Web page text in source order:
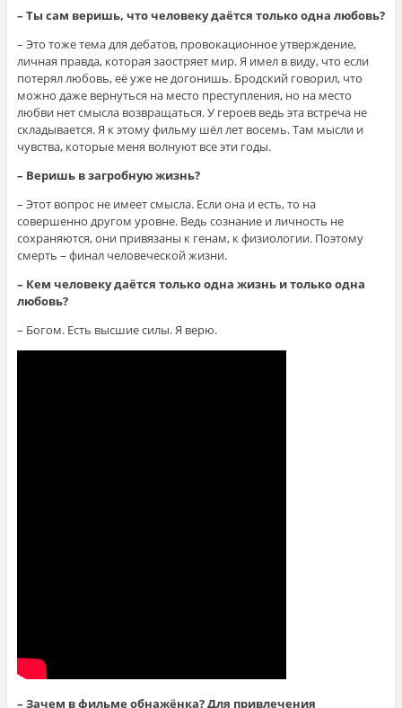
– Ты сам веришь, что человеку даётся только одна любовь?
– Это тоже тема для дебатов, провокационное утверждение,
личная правда, которая заостряет мир. Я имел в виду, что если
потерял любовь, её уже не догонишь. Бродский говорил, что
можно даже вернуться на место преступления, но на место
любви нет смысла возвращаться. У героев ведь эта встреча не
складывается. Я к этому фильму шёл лет восемь. Там мысли и
чувства, которые меня волнуют все эти годы.
– Веришь в загробную жизнь?
– Этот вопрос не имеет смысла. Если она и есть, то на
совершенно другом уровне. Ведь сознание и личность не
сохраняются, они привязаны к генам, к физиологии. Поэтому
смерть – финал человеческой жизни.
– Кем человеку даётся только одна жизнь и только одна
любовь?
– Богом. Есть высшие силы. Я верю.
– Зачем в фильме обнажёнка? Для привлечения